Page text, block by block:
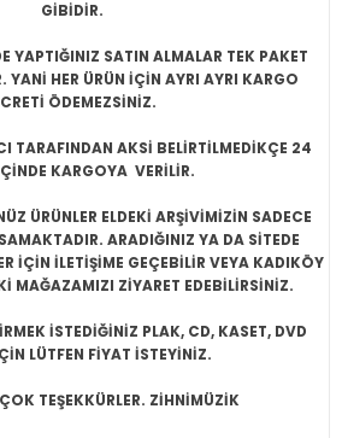
GİBİDİR.
YAPTIĞINIZ SATIN ALMALAR TEK PAKET
YANİ HER ÜRÜN İÇİN AYRI AYRI KARGO
ÖDEMEZSİNİZ.
TARAFINDAN AKSİ BELİRTİLMEDİKÇE 24
KARGOYA VERİLİR.
ÜRÜNLER ELDEKİ ARŞİVİMİZİN SADECE
ARADIĞINIZ YA DA SİTEDE
İÇİN İLETİŞİME GEÇEBİLİR VEYA KADIKÖY
MAĞAZAMIZI ZİYARET EDEBİLİRSİNİZ.
İSTEDİĞİNİZ PLAK, CD, KASET, DVD
LÜTFEN FİYAT İSTEYİNİZ.
TEŞEKKÜRLER. ZİHNİMÜZİK